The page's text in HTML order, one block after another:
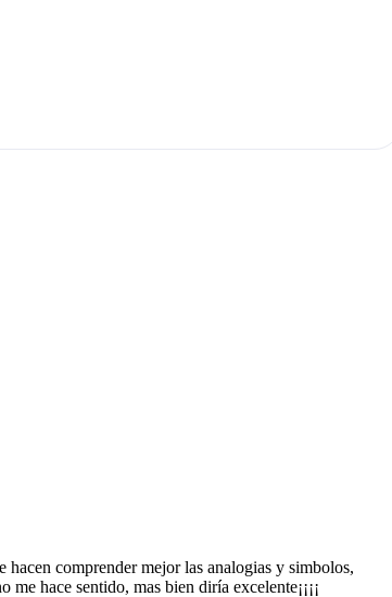
hacen comprender mejor las analogias y simbolos,
hace sentido, mas bien diría excelente¡¡¡¡